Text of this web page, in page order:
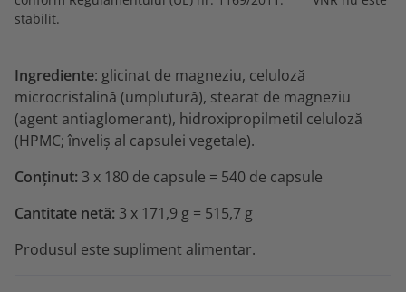
stabilit.
Ingrediente: glicinat de magneziu, celuloză
microcristalină (umplutură), stearat de magneziu
(agent antiaglomerant), hidroxipropilmetil celuloză
(HPMC; înveliș al capsulei vegetale).
Conținut: 3 x 180 de capsule = 540 de capsule
Cantitate netă: 3 x 171,9 g = 515,7 g
Produsul este supliment alimentar.